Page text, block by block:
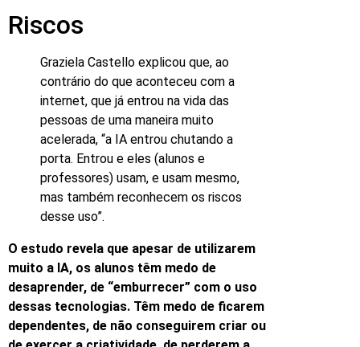
Riscos
Graziela Castello explicou que, ao
contrário do que aconteceu com a
internet, que já entrou na vida das
pessoas de uma maneira muito
acelerada, “a IA entrou chutando a
porta. Entrou e eles (alunos e
professores) usam, e usam mesmo,
mas também reconhecem os riscos
desse uso”.
O estudo revela que apesar de utilizarem
muito a IA, os alunos têm medo de
desaprender, de “emburrecer” com o uso
dessas tecnologias. Têm medo de ficarem
dependentes, de não conseguirem criar ou